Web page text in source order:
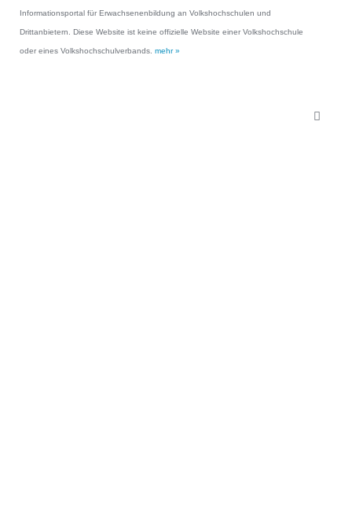
Informationsportal für Erwachsenenbildung an Volkshochschulen und
Drittanbietern. Diese Website ist keine offizielle Website einer Volkshochschule
oder eines Volkshochschulverbands. mehr »